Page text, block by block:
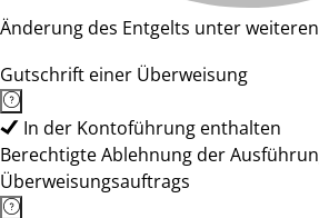
Änderung des Entgelts unter
Gutschrift einer Überweisung
In der Kontoführung enthalten
Berechtigte Ablehnung der
Überweisungsauftrags